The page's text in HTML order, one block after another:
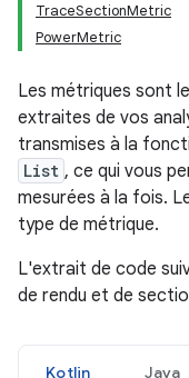
TraceSectionMetric
PowerMetric
Les métriques sont
extraites de vos
transmises à la
List , ce qui vous
mesurées à la fois.
type de métrique.
L'extrait de code
de rendu et de
Kotlin Java